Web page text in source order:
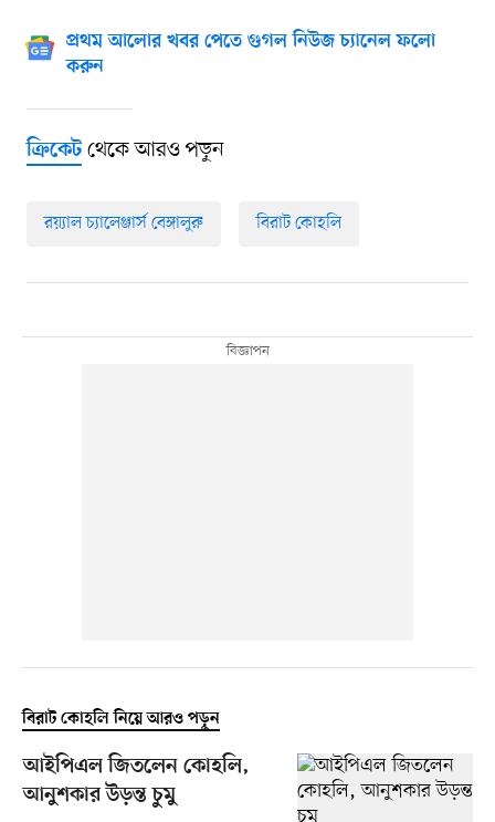
প্রথম আলোর খবর পেতে গুগল নিউজ চ্যানেল ফলো
করুন
ক্রিকেটথেকে আরও পড়ুন
রয়্যাল চ্যালেঞ্জার্স বেঙ্গালুরু বিরাট কোহলি
বিরাট কোহলি নিয়ে আরও পড়ুন
আইপিএল জিতলেন কোহলি,
আনুশকার উড়ন্ত চুমু